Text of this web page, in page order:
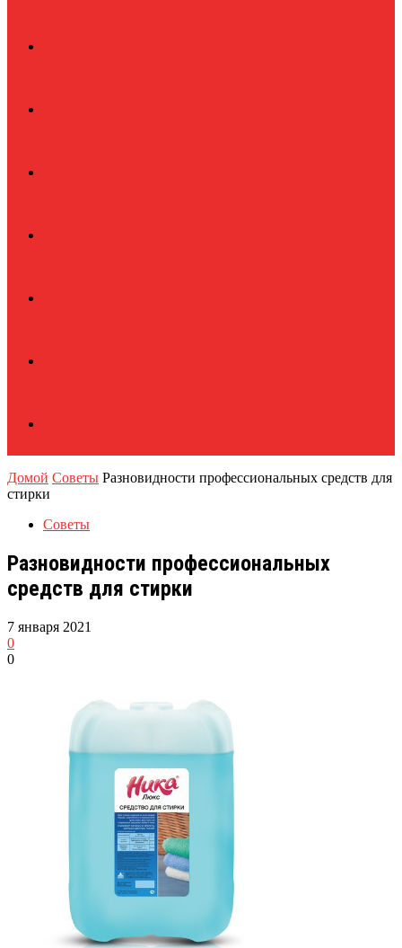
Домой Советы Разновидности профессиональных средств для
стирки
Советы
Разновидности профессиональных
средств для стирки
7 января 2021
0
0